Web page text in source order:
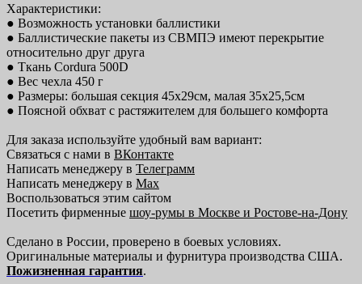
Характеристики:
● Возможность установки баллистики
● Баллистические пакеты из СВМПЭ имеют перекрытие
относительно друг друга
● Ткань Cordura 500D
● Вес чехла 450 г
● Размеры: большая секция 45х29см, малая 35х25,5см
● Поясной обхват с растяжителем для большего комфорта
Для заказа используйте удобный вам вариант:
Связаться с нами в ВКонтакте
Написать менеджеру в Телеграмм
Написать менеджеру в Max
Воспользоваться этим сайтом
Посетить фирменные шоу-румы в Москве и Ростове-на-Дону
Сделано в России, проверено в боевых условиях.
Оригинальные материалы и фурнитура производства США.
Пожизненная гарантия.